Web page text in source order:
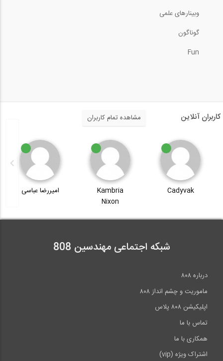
1:34
11:33
آموزش حجم های پوسته ای در رویت
دینامیک سازه ای - قسمت ششم
وبینارهای علمی
گوناگون
Fun
کاربران آنلاین مشاهده تمام کاربران
Cadyvak
Kambria
Nixon
امیررضا عباسی
شبکه اجتماعی مهندسین 808
درباره ۸۰۸
ماموریت و چشم انداز ۸۰۸
اپلیکیشن ۸۰۸ پلاس
تماس با ما
همکاری با ما
اشتراک ویژه (vip)